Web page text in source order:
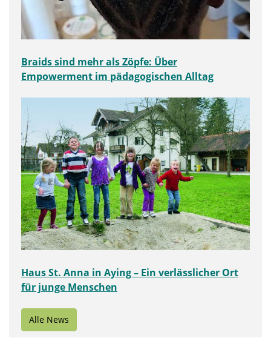
Braids sind mehr als Zöpfe: Über
Empowerment im pädagogischen Alltag
Haus St. Anna in Aying – Ein verlässlicher Ort
für junge Menschen
Alle News